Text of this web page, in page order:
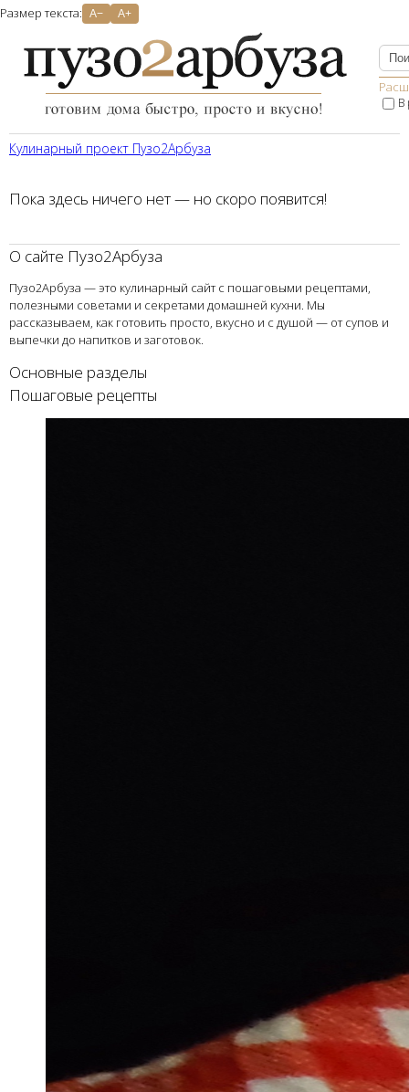
Размер текста: A− A+
В
Кулинарный проект Пузо2Aрбуза
Пока здесь ничего нет — но скоро появится!
О сайте Пузо2Арбуза
Пузо2Арбуза — это кулинарный сайт с пошаговыми рецептами,
полезными советами и секретами домашней кухни. Мы
рассказываем, как готовить просто, вкусно и с душой — от супов и
выпечки до напитков и заготовок.
Основные разделы
Пошаговые рецепты